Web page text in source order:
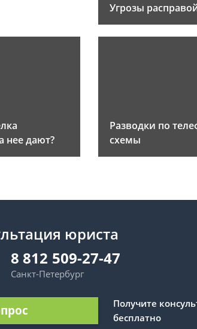
Угрозы
нее дают?
Разводки по
схемы
юриста
8 812 509-27-47
Санкт-Петербург
Получите
бесплатно